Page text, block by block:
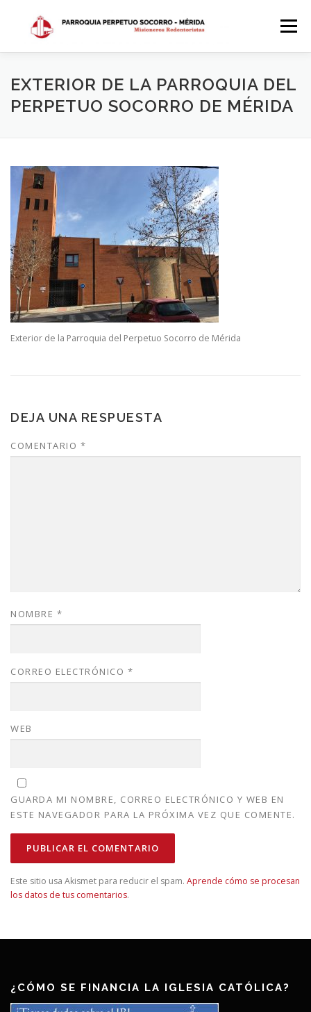
contenido
Menú
INICIO DÓNDE ESTAMOS HISTORIA
SACRAMENTOS CALENDARIO PARROQUIAL 2024
EXTERIOR DE LA PARROQUIA DEL
PERPETUO SOCORRO DE MÉRIDA
Exterior de la Parroquia del Perpetuo Socorro de Mérida
DEJA UNA RESPUESTA
COMENTARIO *
NOMBRE *
CORREO ELECTRÓNICO *
WEB
GUARDA MI NOMBRE, CORREO ELECTRÓNICO Y WEB EN
ESTE NAVEGADOR PARA LA PRÓXIMA VEZ QUE COMENTE.
Este sitio usa Akismet para reducir el spam. Aprende cómo se procesan
los datos de tus comentarios.
¿CÓMO SE FINANCIA LA IGLESIA CATÓLICA?